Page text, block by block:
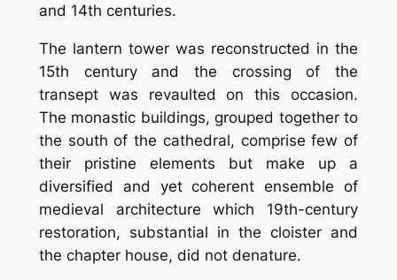
and 14th centuries.
The lantern tower was reconstructed in the
15th century and the crossing of the
transept was revaulted on this occasion.
The monastic buildings, grouped together to
the south of the cathedral, comprise few of
their pristine elements but make up a
diversified and yet coherent ensemble of
medieval architecture which 19th-century
restoration, substantial in the cloister and
the chapter house, did not denature.